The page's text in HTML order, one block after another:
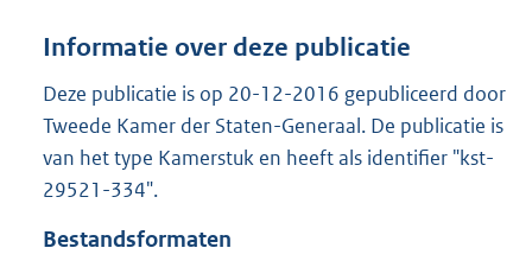
n
s
r
o
Informatie over deze publicatie
Deze publicatie is op 20-12-2016 gepubliceerd door
Tweede Kamer der Staten-Generaal. De publicatie is
van het type Kamerstuk en heeft als identifier "kst-
29521-334".
Bestandsformaten